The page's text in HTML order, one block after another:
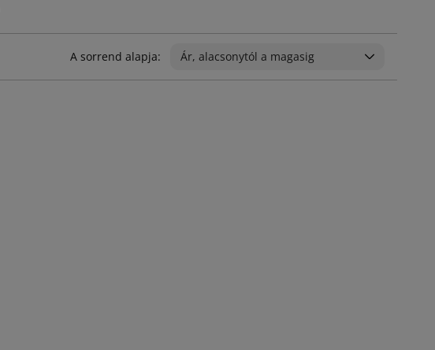
A sorrend alapja: Ár, alacsonytól a magasig